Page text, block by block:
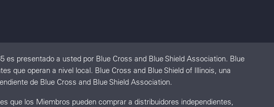
es presentado a usted por Blue Cross and Blue Shield Association. Blue
que operan a nivel local. Blue Cross and Blue Shield of Illinois, una
de Blue Cross and Blue Shield Association.
que los Miembros pueden comprar a distribuidores independientes,